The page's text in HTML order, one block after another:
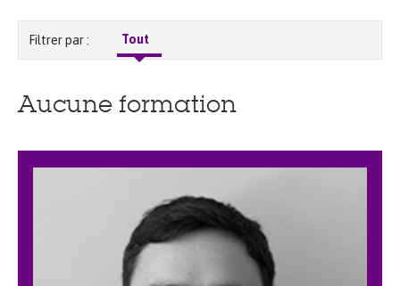
Filtrer par : Tout
Aucune formation